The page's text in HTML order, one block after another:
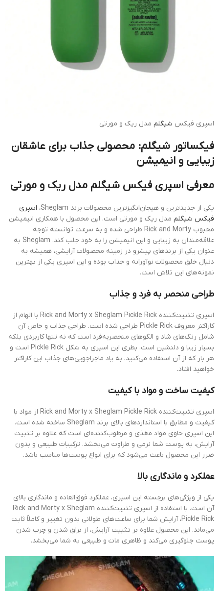
اسپری فیکس شیگلم مدل ریک و مورتی
فیکساتور شیگلم: محصولی جذاب برای عاشقان
زیبایی و انیمیشن
معرفی اسپری فیکس شیگلم مدل ریک و مورتی
یکی از جدیدترین و هیجان‌انگیزترین محصولات برند Sheglam،
اسپری
فیکس شیگلم مدل ریک و مورتی است. این محصول با همکاری انیمیشن
محبوب Rick and Morty طراحی شده و به سرعت توانسته توجه
علاقه‌مندان به زیبایی و این انیمیشن را به خود جلب کند. Sheglam به
عنوان یکی از برندهای پیشرو در زمینه محصولات آرایشی، همیشه به
دنبال خلق محصولات نوآورانه و جذاب بوده و این اسپری یکی از بهترین
نمونه‌های این تلاش است.
طراحی منحصر به فرد و جذاب
اسپری تثبیت‌کننده Rick and Morty x Sheglam Pickle Rick با الهام از
کاراکتر معروف Pickle Rick طراحی شده است. طراحی جذاب و خاص آن
شامل رنگ‌های شاد و الگوهای منحصربه‌فرد است که نه تنها کاربردی بلکه
بسیار زیبا و دلنشین است. بطری این اسپری به شکل Pickle Rick است و
هر بار که از آن استفاده می‌کنید، به یاد ماجراجویی‌های جذاب این کاراکتر
خواهید افتاد.
کیفیت ساخت و مواد با کیفیت
اسپری تثبیت‌کننده Rick and Morty x Sheglam Pickle Rick از مواد با
کیفیت و مطابق با استانداردهای بالای برند Sheglam ساخته شده است.
این اسپری حاوی مواد مغذی و مرطوب‌کننده‌ای است که علاوه بر تثبیت
آرایش، به پوست شما نرمی و طراوت می‌بخشد. ترکیبات طبیعی و بدون
ضرر این محصول باعث می‌شود که برای انواع پوست‌ها مناسب باشد.
عملکرد و ماندگاری بالا
یکی از ویژگی‌های برجسته این اسپری، عملکرد فوق‌العاده و ماندگاری بالای
آن است. با استفاده از اسپری تثبیت‌کننده Rick and Morty x Sheglam
Pickle Rick، آرایش شما برای ساعت‌های طولانی بدون تغییر و کاملاً ثابت
می‌ماند. این محصول علاوه بر تثبیت آرایش، از براق شدن و چرب شدن
پوست جلوگیری می‌کند و ظاهری مات و طبیعی به شما می‌بخشد.